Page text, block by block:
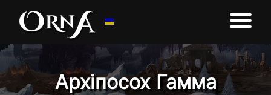
Архіпосох Гамма